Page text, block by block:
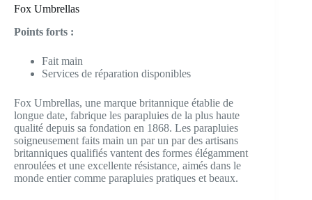
Fox Umbrellas
Points forts :
Fait main
Services de réparation disponibles
Fox Umbrellas, une marque britannique établie de
longue date, fabrique les parapluies de la plus haute
qualité depuis sa fondation en 1868. Les parapluies
soigneusement faits main un par un par des artisans
britanniques qualifiés vantent des formes élégamment
enroulées et une excellente résistance, aimés dans le
monde entier comme parapluies pratiques et beaux.